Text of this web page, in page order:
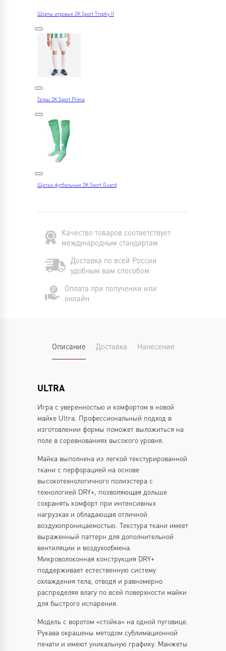
Шорты игровые 2K Sport Trophy II
Гетры 2K Sport Prime
Щитки футбольные 2K Sport Guard
Качество товаров соответствует
международным стандартам
Доставка по всей России
удобным вам способом
Оплата при получении или
онлайн
Описание Доставка Нанесение
ULTRA
Игра с уверенностью и комфортом в новой
майке Ultra. Профессиональный подход в
изготовлении формы поможет выложиться на
поле в соревнованиях высокого уровня.
Майка выполнена из легкой текстурированной
ткани с перфорацией на основе
высокотехнологичного полиэстера с
технологией DRY+, позволяющая дольше
сохранять комфорт при интенсивных
нагрузках и обладающая отличной
воздухопроницаемостью. Текстура ткани имеет
выраженный паттерн для дополнительной
вентиляции и воздухообмена.
Микроволоконная конструкция DRY+
поддерживает естественную систему
охлаждения тела, отводя и равномерно
распределяя влагу по всей поверхности майки
для быстрого испарения.
Модель с воротом «стойка» на одной пуговице.
Рукава окрашены методом сублимационной
печати и имеют уникальную графику. Манжеты